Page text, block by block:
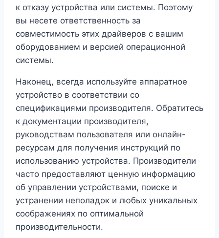
к отказу устройства или системы. Поэтому
вы несете ответственность за
совместимость этих драйверов с вашим
оборудованием и версией операционной
системы.
Наконец, всегда используйте аппаратное
устройство в соответствии со
спецификациями производителя. Обратитесь
к документации производителя,
руководствам пользователя или онлайн-
ресурсам для получения инструкций по
использованию устройства. Производители
часто предоставляют ценную информацию
об управлении устройствами, поиске и
устранении неполадок и любых уникальных
соображениях по оптимальной
производительности.